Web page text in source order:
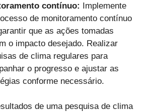
contínuo: Implemente
de monitoramento contínuo
que as ações tomadas
o impacto desejado. Realizar
de clima regulares para
o progresso e ajustar as
conforme necessário.
de uma pesquisa de clima